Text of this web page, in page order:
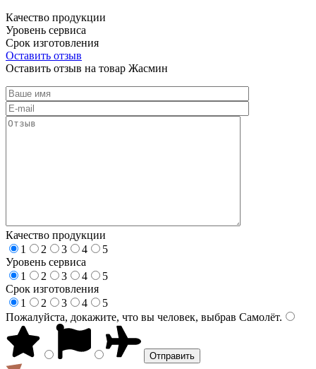
Качество продукции
Уровень сервиса
Срок изготовления
Оставить отзыв
Оставить отзыв на товар Жасмин
Качество продукции
1
2 3 4
5
Уровень сервиса
1
2 3 4
5
Срок изготовления
1
2 3 4
5
Пожалуйста, докажите, что вы человек, выбрав Самолёт.